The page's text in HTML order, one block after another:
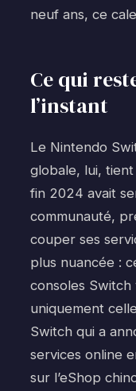
neuf ans, ce
Ce qui
l’instant
Le Nintendo
globale, lui,
fin 2024 avait
communauté,
couper ses
plus nuancée :
consoles
uniquement
Switch qui a
services online
sur l’eShop